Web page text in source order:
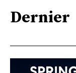
Dernier